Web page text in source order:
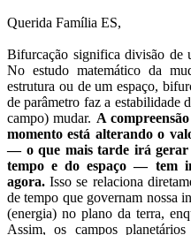
Querida Família ES,
Bifurcação significa divisão de
No estudo matemático da
estrutura ou de um espaço,
de parâmetro faz a
campo) mudar. A
momento está alterando o
— o que mais tarde irá
tempo e do espaço — tem
agora. Isso se relaciona
de tempo que governam nossa
(energia) no plano da terra,
Assim, os campos